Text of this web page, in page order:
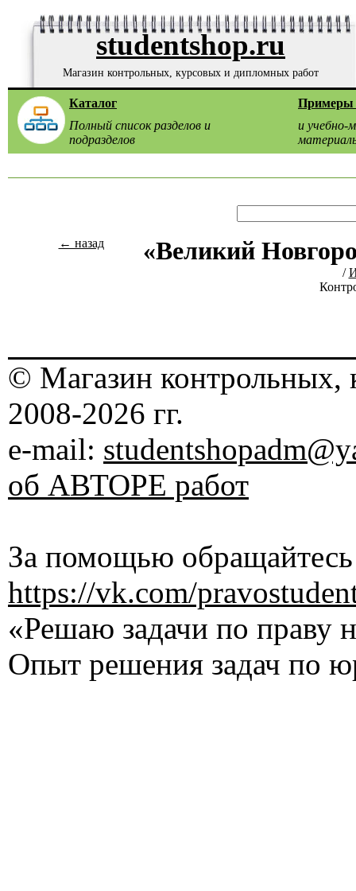
studentshop.ru
Магазин контрольных, курсовых и дипломных работ
Каталог
Полный список разделов и
подразделов
Примеры
и учебно-
← назад «Великий
/
© Магазин контрольных,
2008-2026 гг.
e-mail:
об АВТОРЕ работ
За помощью
https://vk.com/
«Решаю задачи по праву
Опыт решения задач по